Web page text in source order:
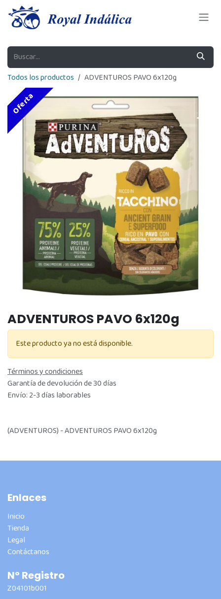
Ir al contenido
Todos los productos ADVENTUROS PAVO 6x120g
Oferta
ADVENTUROS PAVO 6x120g
Este producto ya no está disponible.
Términos y condiciones
Garantía de devolución de 30 días
Envío: 2-3 días laborables
(ADVENTUROS) - ADVENTUROS PAVO 6x120g
Enlaces
Inicio
Tienda
Legal
Contáctanos
Nº Registro
Z04101b001